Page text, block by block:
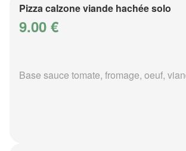
Pizza calzone viande hachée solo
9.00 €
Base sauce tomate, fromage, oeuf,